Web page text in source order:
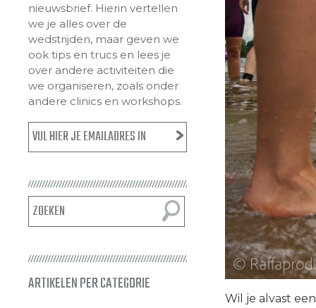
nieuwsbrief. Hierin vertellen
we je alles over de
wedstrijden, maar geven we
ook tips en trucs en lees je
over andere activiteiten die
we organiseren, zoals onder
andere clinics en workshops.
ARTIKELEN PER CATEGORIE
Wil je alvast